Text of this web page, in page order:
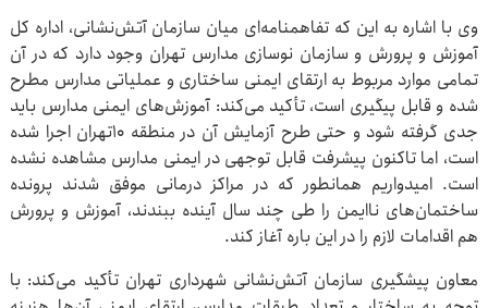
وی با اشاره به این که تفاهمنامه‌ای میان سازمان آتش‌نشانی، اداره کل
آموزش و پرورش و سازمان نوسازی مدارس تهران وجود دارد که در آن
تمامی موارد مربوط به ارتقای ایمنی ساختاری و عملیاتی مدارس مطرح
شده و قابل پیگیری است، تأکید می‌کند: آموزش‌های ایمنی مدارس باید
جدی گرفته شود و حتی طرح آزمایش آن در منطقه ۱۰تهران اجرا شده
است، اما تاکنون پیشرفت قابل توجهی در ایمنی مدارس مشاهده نشده
است. امیدواریم همانطور که در مراکز درمانی موفق شدند پرونده
ساختمان‌های ناایمن را طی چند سال آینده ببندند، آموزش و پرورش
هم اقدامات لازم را در این باره آغاز کند.
معاون پیشگیری سازمان آتش‌نشانی شهرداری تهران تأکید می‌کند: با